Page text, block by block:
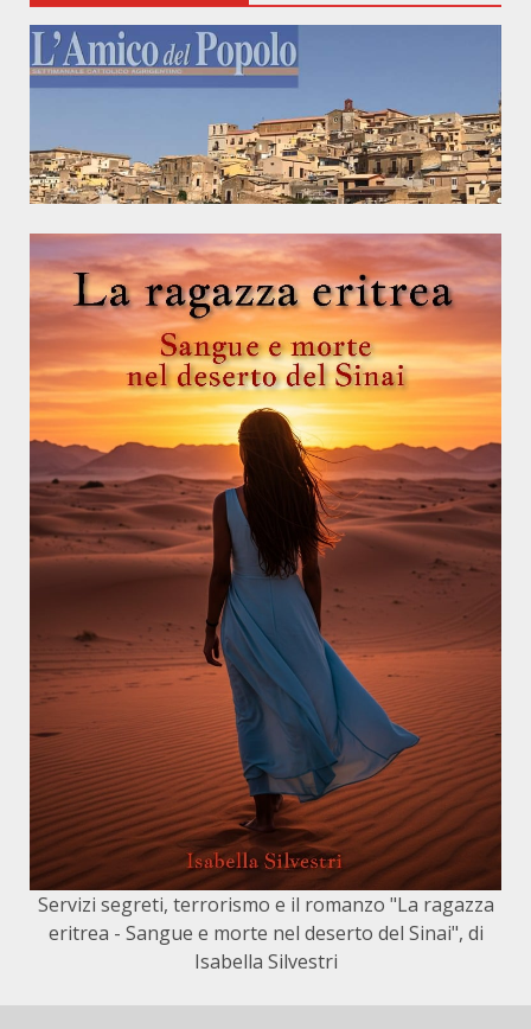
Servizi segreti, terrorismo e il romanzo "La ragazza
eritrea - Sangue e morte nel deserto del Sinai", di
Isabella Silvestri